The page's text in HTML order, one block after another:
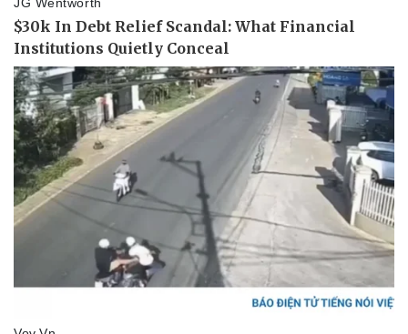
Bóng đá
Lịch thi đấu bóng đá
Thế giới thể thao
eSports
Hậu trường
Xe máy
Tư vấn